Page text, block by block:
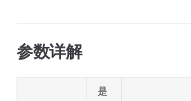
参数详解
是